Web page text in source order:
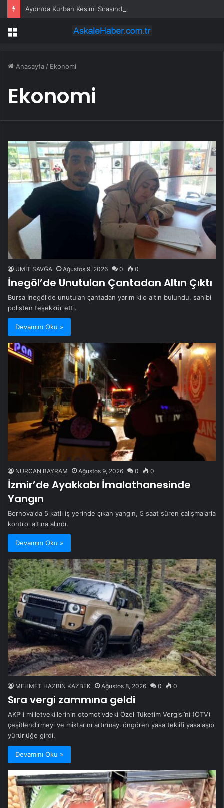
Aydın’da Kurban Kesimi Sırasında Yaralanmalar
Menü
Anasayfa / Ekonomi
Ekonomi
ÜMİT SAVĞA Ağustos 9, 2026 0 0
İnegöl’de Unutulan Çantadan Altın Çıktı
Bursa İnegöl'de unutulan çantadan yarım kilo altın bulundu, sahibi
polisten teşekkür etti.
Devamını Oku »
NURCAN BAYRAM Ağustos 9, 2026 0 0
İzmir’de Ayakkabı İmalathanesinde
Yangın
Bornova'da 5 katlı iş yerinde çıkan yangın, 5 saat süren çalışmalarla
kontrol altına alındı.
Devamını Oku »
MEHMET HAZBİN KAZBEK Ağustos 8, 2026 0 0
Sıra vergi zammına geldi
AKP’li milletvekillerinin otomotivdeki Özel Tüketim Vergisi’ni (ÖTV)
çeşitlendirmeyi ve miktarını artırmayı öngören yasa teklifi yasalaşıp
yürürlüğe girdi.
Devamını Oku »